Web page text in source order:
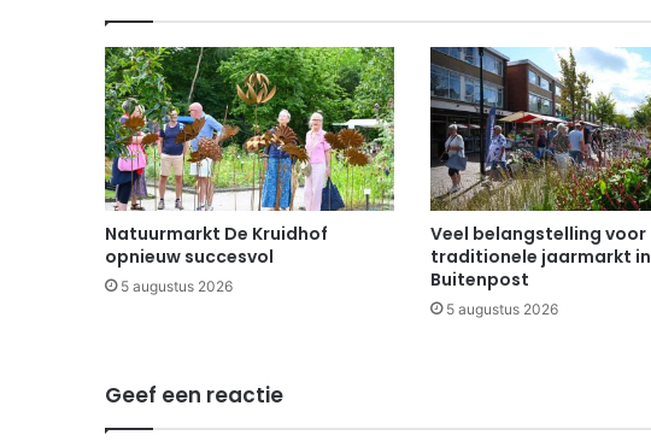
Natuurmarkt De Kruidhof
opnieuw succesvol
5 augustus 2026
Veel belangstelling voor
traditionele jaarmarkt in
Buitenpost
5 augustus 2026
Geef een reactie